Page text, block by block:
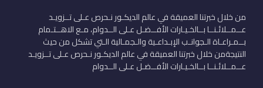
من خلال خبرتنا العميقة في عالم الديكـور نـحرص عـلى تــزويـد
عــمــلائـنــا بــالخـيـارات الأفــضـل عـلى الــدوام، مـع الاهــتـمام
بــمـراعـاة الـجوانـب الإبـداعـية والـجمـالية الـتي تشكل من حيث
النتيجةمن خلال خبرتنا العميقة في عالم الديكـور نـحرص عـلى تــزويـد
عــمــلائـنــا بــالخـيـارات الأفــضـل عـلى الــدوام